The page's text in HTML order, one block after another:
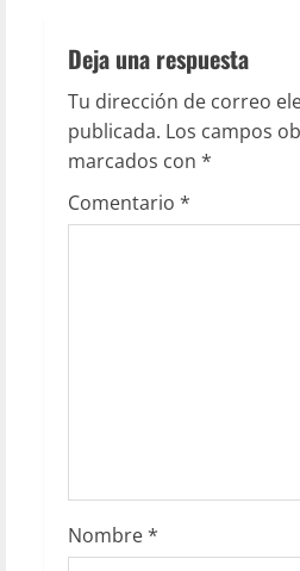
Deja una respuesta
Tu dirección de correo
publicada. Los campos
marcados con *
Comentario *
Nombre*